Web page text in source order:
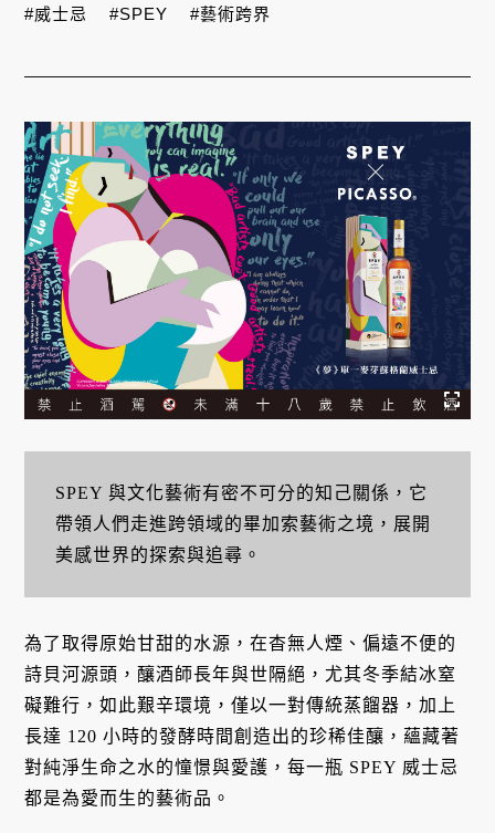
SPEY 與文化藝術有密不可分的知己關係，它
帶領人們走進跨領域的畢加索藝術之境，展開
美感世界的探索與追尋。
為了取得原始甘甜的水源，在杳無人煙、偏遠不便的
詩貝河源頭，釀酒師長年與世隔絕，尤其冬季結冰窒
礙難行，如此艱辛環境，僅以一對傳統蒸餾器，加上
長達 120 小時的發酵時間創造出的珍稀佳釀，蘊藏著
對純淨生命之水的憧憬與愛護，每一瓶 SPEY 威士忌
都是為愛而生的藝術品。
#威士忌 #SPEY #藝術跨界